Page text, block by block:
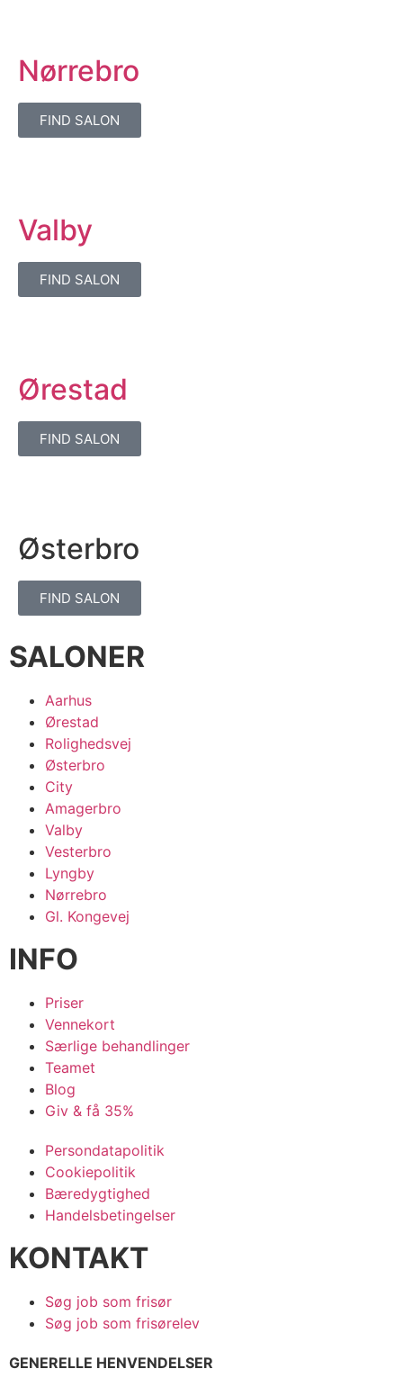
Nørrebro
FIND SALON
Valby
FIND SALON
Ørestad
FIND SALON
Østerbro
FIND SALON
SALONER
Aarhus
Ørestad
Rolighedsvej
Østerbro
City
Amagerbro
Valby
Vesterbro
Lyngby
Nørrebro
Gl. Kongevej
INFO
Priser
Vennekort
Særlige behandlinger
Teamet
Blog
Giv & få 35%
Persondatapolitik
Cookiepolitik
Bæredygtighed
Handelsbetingelser
KONTAKT
Søg job som frisør
Søg job som frisørelev
GENERELLE HENVENDELSER